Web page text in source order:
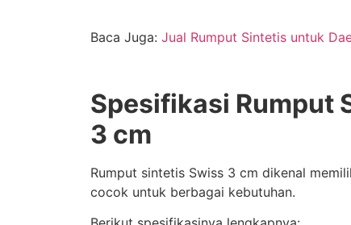
Baca Juga: Jual Rumput Sintetis untuk
Spesifikasi Rumput
3 cm
Rumput sintetis Swiss 3 cm dikenal
cocok untuk berbagai kebutuhan.